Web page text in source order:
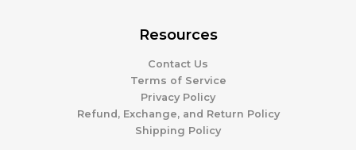
Resources
Contact Us
Terms of Service
Privacy Policy
Refund, Exchange, and Return Policy
Shipping Policy